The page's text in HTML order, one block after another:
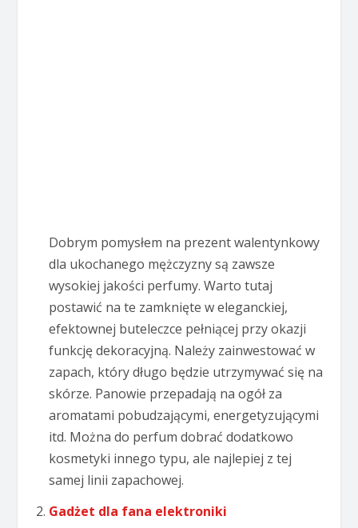
Dobrym pomysłem na prezent walentynkowy
dla ukochanego mężczyzny są zawsze
wysokiej jakości perfumy. Warto tutaj
postawić na te zamknięte w eleganckiej,
efektownej buteleczce pełniącej przy okazji
funkcję dekoracyjną. Należy zainwestować w
zapach, który długo będzie utrzymywać się na
skórze. Panowie przepadają na ogół za
aromatami pobudzającymi, energetyzującymi
itd. Można do perfum dobrać dodatkowo
kosmetyki innego typu, ale najlepiej z tej
samej linii zapachowej.
Gadżet dla fana elektroniki